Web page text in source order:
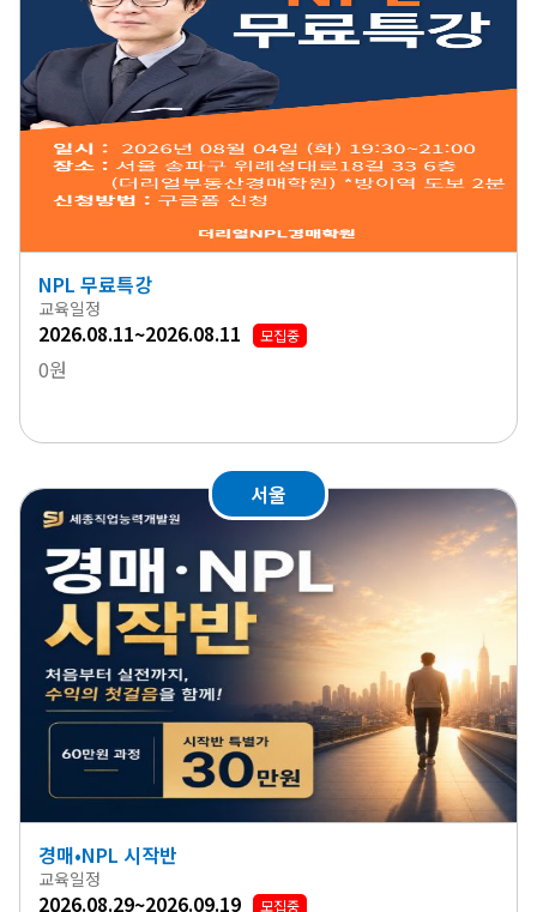
NPL 무료특강
교육일정
2026.08.11~2026.08.11 모집중
0원
서울
경매•NPL 시작반
교육일정
2026.08.29~2026.09.19 모집중